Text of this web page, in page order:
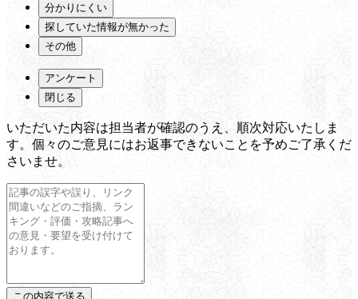
分かりにくい
探していた情報が無かった
その他
アンケート
閉じる
いただいた内容は担当者が確認のうえ、順次対応いたしま
す。個々のご意見にはお返事できないことを予めご了承くだ
さいませ。